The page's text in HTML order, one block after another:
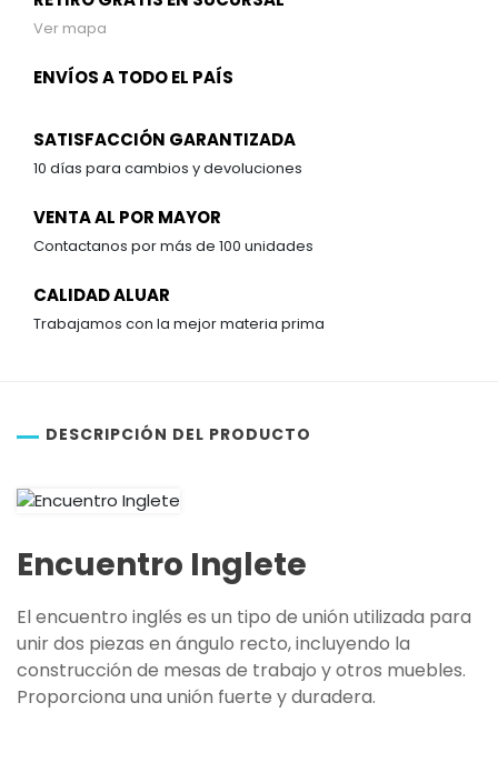
Ver mapa
ENVÍOS A TODO EL PAÍS
SATISFACCIÓN GARANTIZADA
10 días para cambios y devoluciones
VENTA AL POR MAYOR
Contactanos por más de 100 unidades
CALIDAD ALUAR
Trabajamos con la mejor materia prima
DESCRIPCIÓN DEL PRODUCTO
Encuentro Inglete
El encuentro inglés es un tipo de unión utilizada para
unir dos piezas en ángulo recto, incluyendo la
construcción de mesas de trabajo y otros muebles.
Proporciona una unión fuerte y duradera.